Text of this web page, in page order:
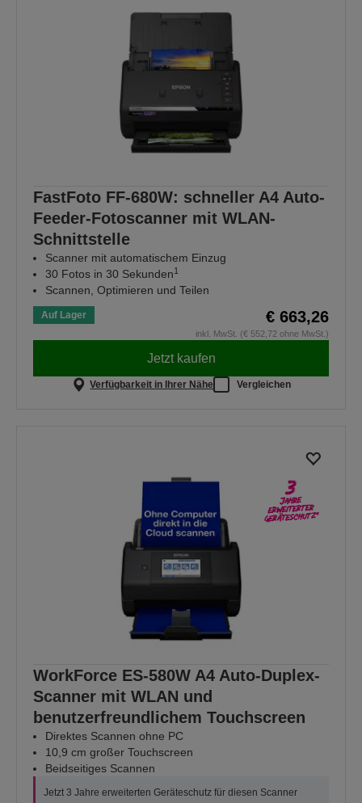
FastFoto FF-680W: schneller A4 Auto-
Feeder-Fotoscanner mit WLAN-
Schnittstelle
Scanner mit automatischem Einzug
30 Fotos in 30 Sekunden1
Scannen, Optimieren und Teilen
Auf Lager € 663,26
inkl. MwSt. (€ 552,72 ohne MwSt.)
Jetzt kaufen
Verfügbarkeit in Ihrer Nähe Vergleichen
WorkForce ES-580W A4 Auto-Duplex-
Scanner mit WLAN und
benutzerfreundlichem Touchscreen
Direktes Scannen ohne PC
10,9 cm großer Touchscreen
Beidseitiges Scannen
Jetzt 3 Jahre erweiterten Geräteschutz für diesen Scanner